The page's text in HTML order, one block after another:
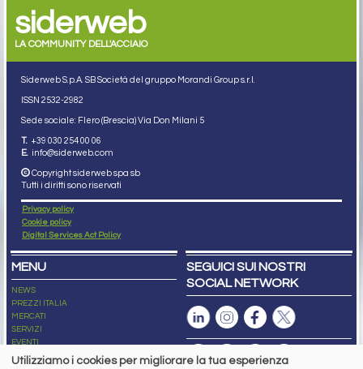
siderweb
LA COMMUNITY DELL'ACCIAIO
Siderweb S.p.A. SB Società del gruppo Morandi Group s.r.l.
ISSN 2532-2982
Sede sociale: Flero (Brescia) Via Don Milani 5
T. +39 030 254 00 06
E. info@siderweb.com
Copyright siderweb spa sb
Tutti i diritti sono riservati
Privacy policy
Cookie policy
Digital Services Act Policy
MENU
NEWS
PREZZI ITALIA
MERCATI
SERVIZI
EVENTI
ABBONAMENTI
SEGUICI SUI NOSTRI
SOCIAL NETWORK
Utilizziamo i cookies per migliorare la tua esperienza